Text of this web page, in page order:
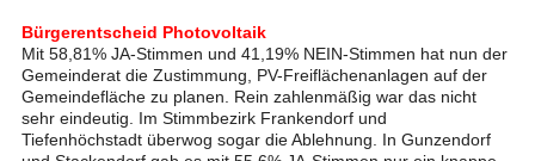
Bürgerentscheid Photovoltaik
Mit 58,81% JA-Stimmen und 41,19% NEIN-Stimmen hat nun der
Gemeinderat die Zustimmung, PV-Freiflächenanlagen auf der
Gemeindefläche zu planen. Rein zahlenmäßig war das nicht
sehr eindeutig. Im Stimmbezirk Frankendorf und
Tiefenhöchstadt überwog sogar die Ablehnung. In Gunzendorf